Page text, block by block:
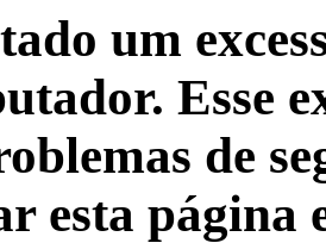
um
Esse
de
esta página